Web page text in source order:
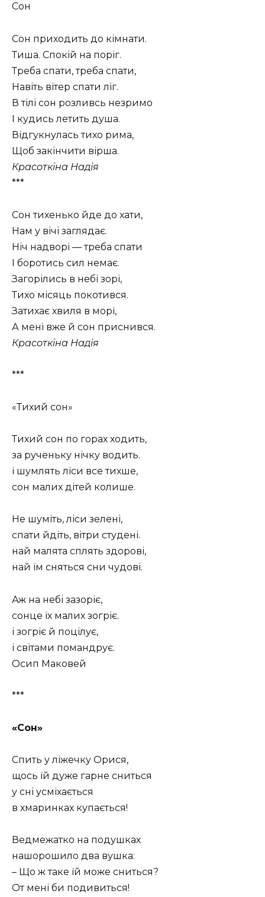
Сон
Сон приходить до кімнати.
Тиша. Спокій на поріг.
Треба спати, треба спати,
Навіть вітер спати ліг.
В тілі сон розливсь незримо
І кудись летить душа.
Відгукнулась тихо рима,
Щоб закінчити вірша.
Красоткіна Надія
***
Сон тихенько йде до хати,
Нам у вічі заглядає.
Ніч надворі — треба спати
І боротись сил немає.
Загорілись в небі зорі,
Тихо місяць покотився.
Затихає хвиля в морі,
А мені вже й сон приснився.
Красоткіна Надія
***
«Тихий сон»
Тихий сон по горах ходить,
за рученьку нічку водить.
і шумлять ліси все тихше,
сон малих дітей колише.
Не шуміть, ліси зелені,
спати йдіть, вітри студені.
най малята сплять здорові,
най їм сняться сни чудові.
Аж на небі зазоріє,
сонце їх малих зогріє.
і зогріє й поцілує,
і світами помандрує.
Осип Маковей
***
«Сон»
Спить у ліжечку Орися,
щось їй дуже гарне сниться
у сні усміхається
в хмаринках купається!
Ведмежатко на подушках
нашорошило два вушка:
– Що ж таке їй може сниться?
От мені би подивиться!